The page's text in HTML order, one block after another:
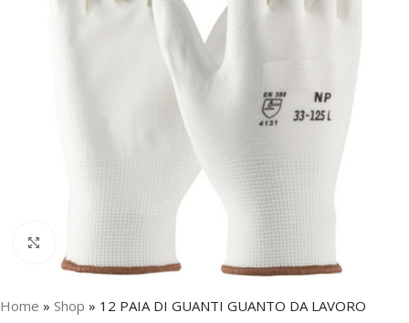
Click to enlarge
Home » Shop » 12 PAIA DI GUANTI GUANTO DA LAVORO